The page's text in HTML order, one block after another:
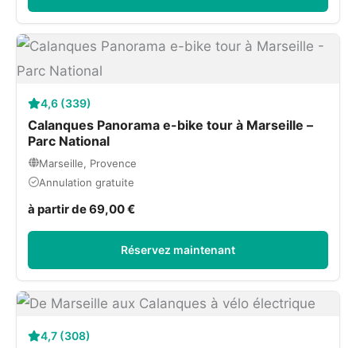
4,6 (339)
Calanques Panorama e-bike tour à Marseille –
Parc National
Marseille, Provence
Annulation gratuite
à partir de 69,00 €
Réservez maintenant
4,7 (308)